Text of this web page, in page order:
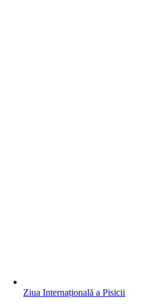
Ziua Internațională a Pisicii